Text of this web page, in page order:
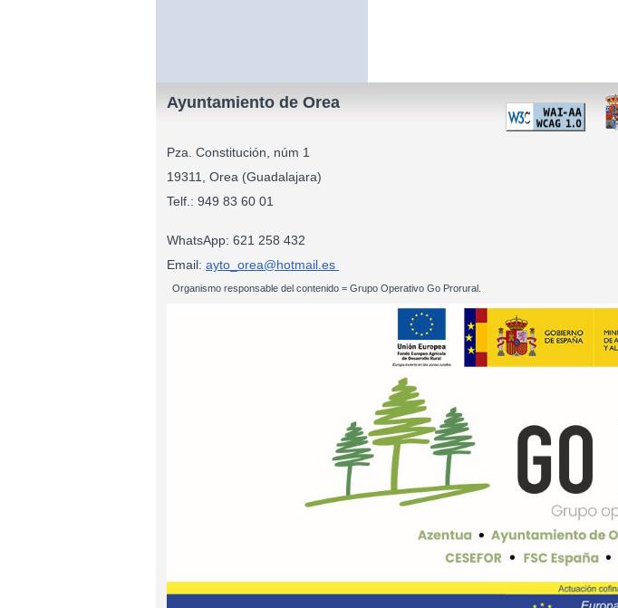
Ayuntamiento de Orea
Pza. Constitución, núm 1
19311, Orea (Guadalajara)
Telf.: 949 83 60 01
WhatsApp: 621 258 432
Email: ayto_orea@hotmail.es
Organismo responsable del contenido = Grupo Operativo Go Prorural.